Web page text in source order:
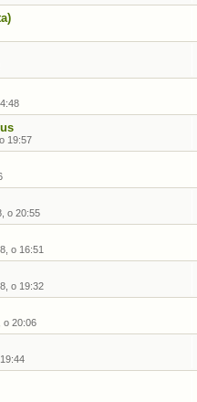
19:57
o 20:55
o 16:51
o 19:32
o 20:06